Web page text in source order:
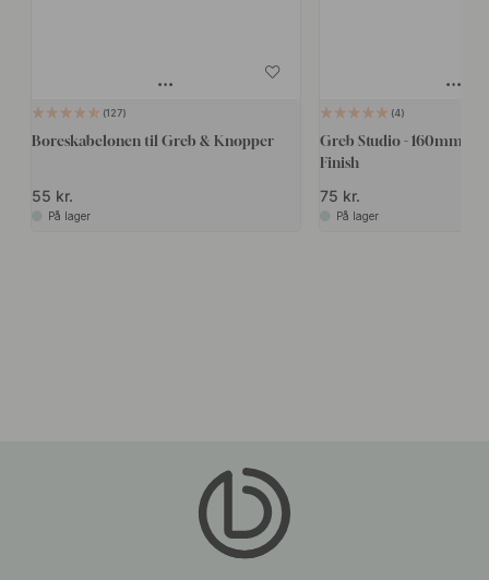
127
Boreskabelonen til Greb & Knopper
55 kr.
På lager
4
Greb Studio - 160mm -
Finish
75 kr.
På lager